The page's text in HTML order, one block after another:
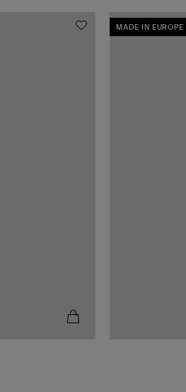
MADE IN EUROPE